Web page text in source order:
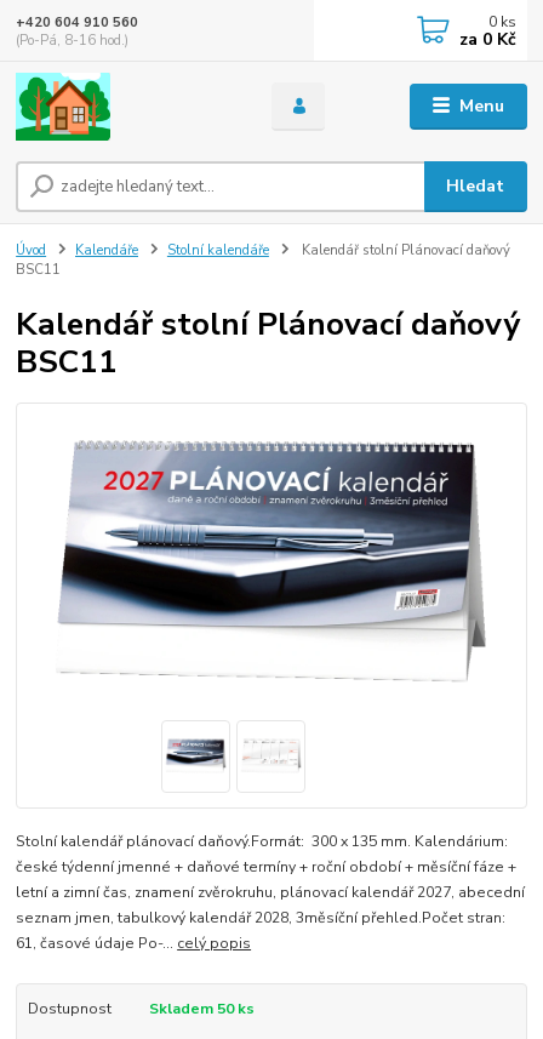
Menu
Hledat
+420 604 910 560
(Po-Pá, 8-16 hod.)
0 ks
za 0 Kč
Úvod Kalendáře Stolní kalendáře
Kalendář stolní Plánovací daňový
BSC11
Kalendář stolní Plánovací daňový
BSC11
Stolní kalendář plánovací daňový.Formát: 300 x 135 mm. Kalendárium:
české týdenní jmenné + daňové termíny + roční období + měsíční fáze +
letní a zimní čas, znamení zvěrokruhu, plánovací kalendář 2027, abecední
seznam jmen, tabulkový kalendář 2028, 3měsíční přehled.Počet stran:
61, časové údaje Po-... celý popis
Dostupnost Skladem 50 ks